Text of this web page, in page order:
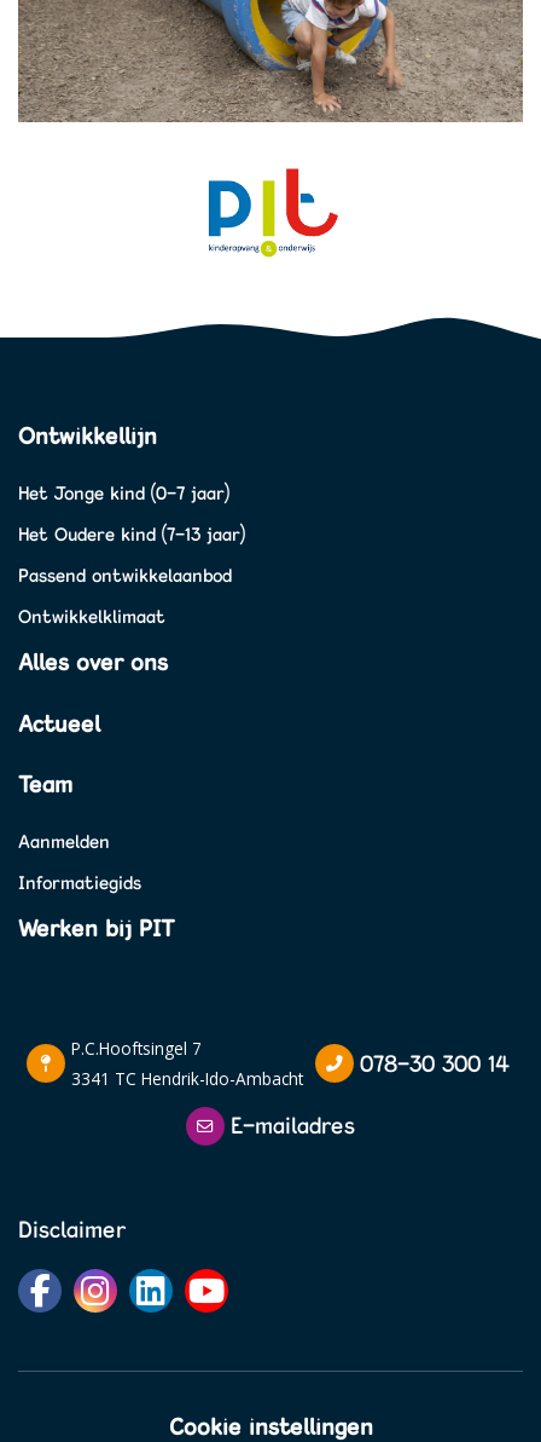
Ontwikkellijn
Het Jonge kind (0-7 jaar)
Het Oudere kind (7-13 jaar)
Passend ontwikkelaanbod
Ontwikkelklimaat
Alles over ons
Actueel
Team
Aanmelden
Informatiegids
Werken bij PIT
P.C.Hooftsingel 7
3341 TC Hendrik-Ido-Ambacht
078-30 300 14
E-mailadres
Disclaimer
Cookie instellingen